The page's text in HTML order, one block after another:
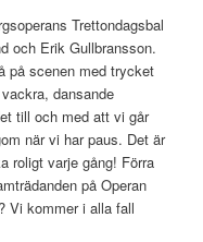
Trettondagsbal
och Erik Gullbransson.
på scenen med trycket
dansande
till och med att vi går
när vi har paus. Det är
roligt varje gång! Förra
på Operan
Vi kommer i alla fall